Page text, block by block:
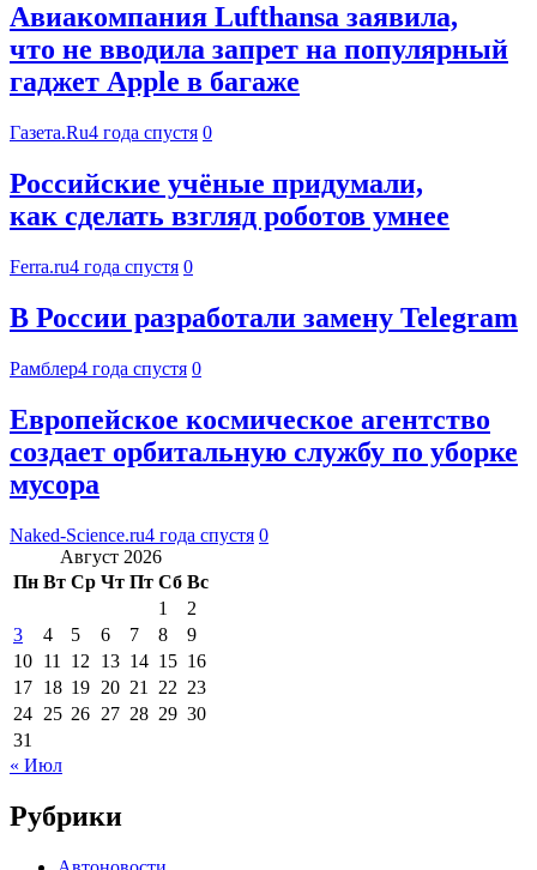
Авиакомпания Lufthansa заявила,
что не вводила запрет на популярный
гаджет Apple в багаже
Газета.Ru4 года спустя 0
Российские учёные придумали,
как сделать взгляд роботов умнее
Ferra.ru4 года спустя 0
В России разработали замену Telegram
Рамблер4 года спустя 0
Европейское космическое агентство
создает орбитальную службу по уборке
мусора
Naked-Science.ru4 года спустя 0
Август 2026
Пн Вт Ср Чт Пт Сб Вс
1
2
3
4 5 6 7 8
9
10 11 12 13 14 15 16
17 18 19 20 21 22 23
24 25 26 27 28 29 30
31
« Июл
Рубрики